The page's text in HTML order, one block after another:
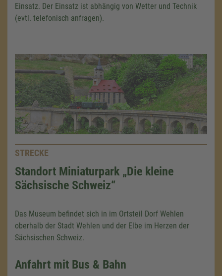
Einsatz. Der Einsatz ist abhängig von Wetter und Technik
(evtl. telefonisch anfragen).
STRECKE
Standort Miniaturpark „Die kleine
Sächsische Schweiz“
Das Museum befindet sich in im Ortsteil Dorf Wehlen
oberhalb der Stadt Wehlen und der Elbe im Herzen der
Sächsischen Schweiz.
Anfahrt mit Bus & Bahn